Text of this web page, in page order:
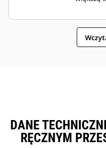
DANE
RĘCZNYM